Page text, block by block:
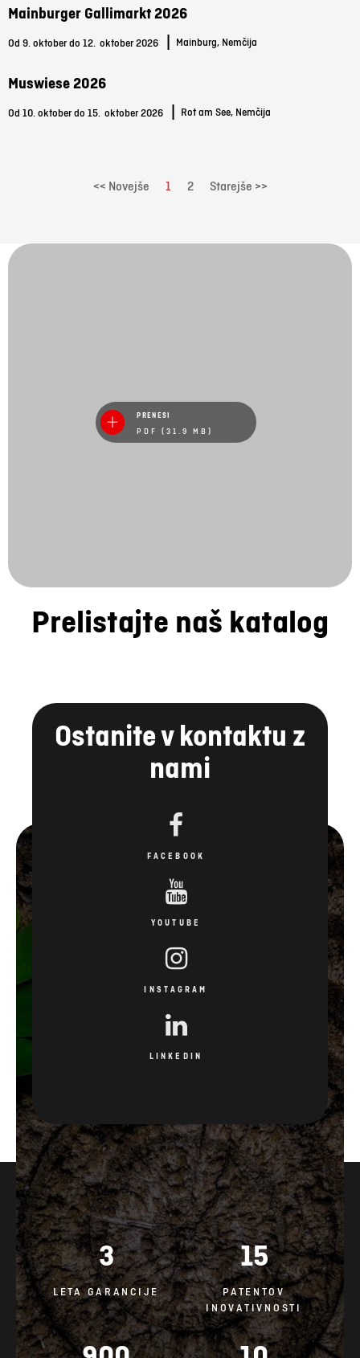
Mainburger Gallimarkt 2026
Od 9. oktober do 12. oktober 2026 Mainburg, Nemčija
Muswiese 2026
Od 10. oktober do 15. oktober 2026 Rot am See, Nemčija
<< Novejše 1 2 Starejše >>
PRENESI
PDF (31.9 MB)
Prelistajte naš katalog
Ostanite v kontaktu z
nami
FACEBOOK
YOUTUBE
INSTAGRAM
LINKEDIN
3
LETA GARANCIJE
15
PATENTOV
INOVATIVNOSTI